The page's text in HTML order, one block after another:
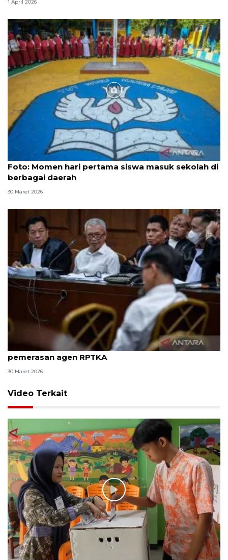
1 April 2026
Foto: Momen hari pertama siswa masuk sekolah di
berbagai daerah
30 Maret 2026
8 ASN Kemenaker hadapi sidang tuntutan kasus
pemerasan agen RPTKA
30 Maret 2026
Video Terkait